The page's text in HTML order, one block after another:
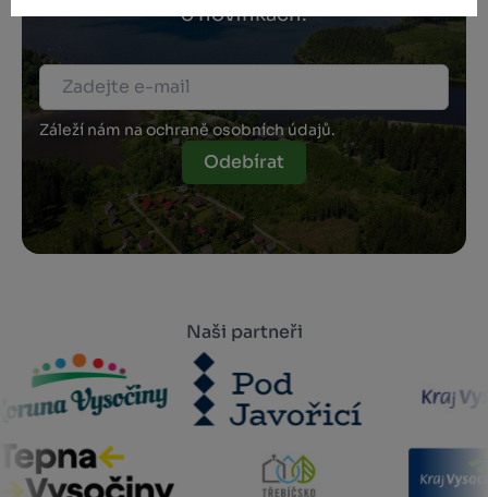
o novinkách.
Záleží nám na ochraně osobních údajů.
Odebírat
Naši partneři